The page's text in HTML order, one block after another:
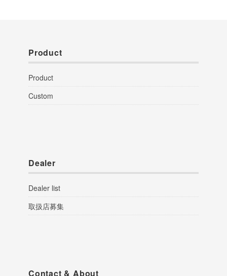
Product
Product
Custom
Dealer
Dealer list
取扱店募集
Contact & About